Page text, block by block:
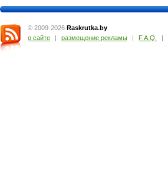
© 2009-2026 Raskrutka.by
о сайте
| размещение рекламы | F.A.Q. |